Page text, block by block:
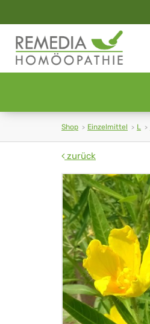
Shop Einzelmittel L
zurück